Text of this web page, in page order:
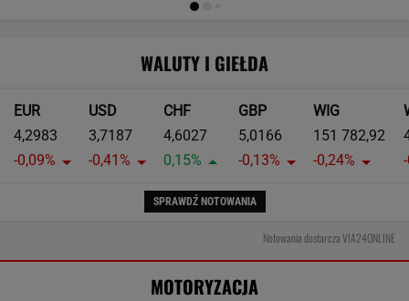
WALUTY I GIEŁDA
EUR
4,2983
-0,09%
USD
3,7187
-0,41%
CHF
4,6027
0,15%
GBP
5,0166
-0,13%
WIG
151 782,92
-0,24%
SPRAWDŹ NOTOWANIA
Notowania dostarcza VIA24ONLINE
MOTORYZACJA